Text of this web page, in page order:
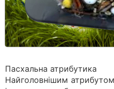
Пасхальна атрибутика
Найголовнішим